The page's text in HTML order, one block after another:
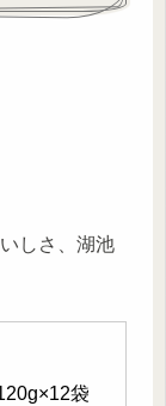
しさ、湖池
袋